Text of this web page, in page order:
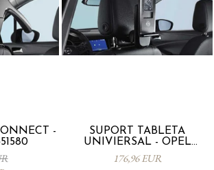
-
SUPORT TABLETA
UNIVIERSAL - OPEL
39092067
176,96 EUR